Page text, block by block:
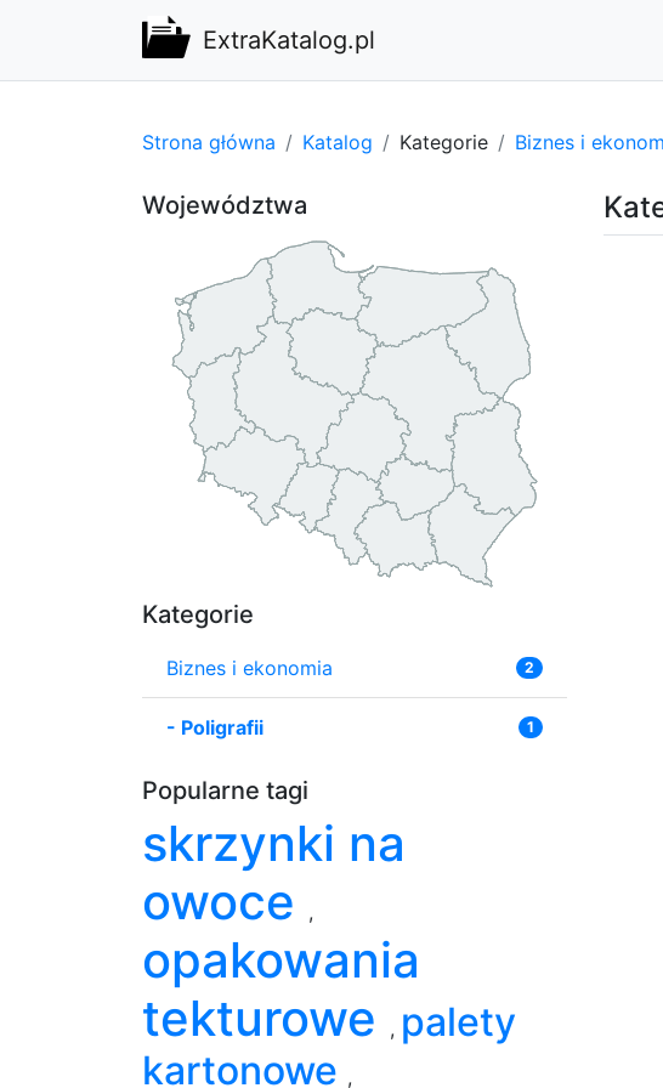
ExtraKatalog.pl
Strona główna Katalog Kategorie Biznes i
Województwa
Kategorie
Biznes i ekonomia 2
- Poligrafii 1
Popularne tagi
skrzynki na
owoce
,
opakowania
tekturowe
, palety
kartonowe ,